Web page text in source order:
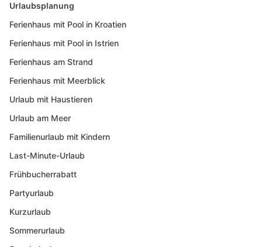
Urlaubsplanung
Ferienhaus mit Pool in Kroatien
Ferienhaus mit Pool in Istrien
Ferienhaus am Strand
Ferienhaus mit Meerblick
Urlaub mit Haustieren
Urlaub am Meer
Familienurlaub mit Kindern
Last-Minute-Urlaub
Frühbucherrabatt
Partyurlaub
Kurzurlaub
Sommerurlaub